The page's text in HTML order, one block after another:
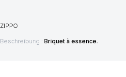
ZIPPO
Beschreibung : Briquet à essence.